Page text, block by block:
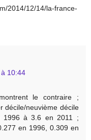
2014/12/14/la-france-
10:44
le contraire ;
décile/neuvième décile
1996 à 3.6 en 2011 ;
en 1996, 0.309 en